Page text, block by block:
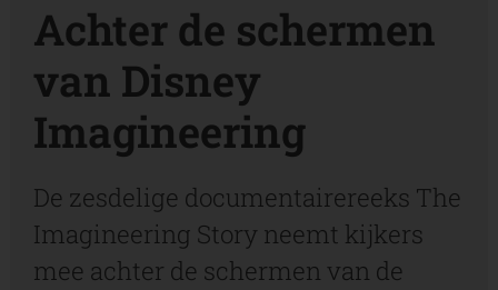
Achter de schermen
van Disney
Imagineering
De zesdelige documentairereeks The
Imagineering Story neemt kijkers
mee achter de schermen van de